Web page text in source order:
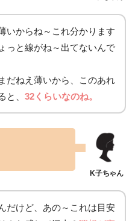
いからね～これ分かります
っと線がね～出てないんで
だねえ薄いから、このあれ
と、 32くらいなのね。
だけど、あの～これは目安